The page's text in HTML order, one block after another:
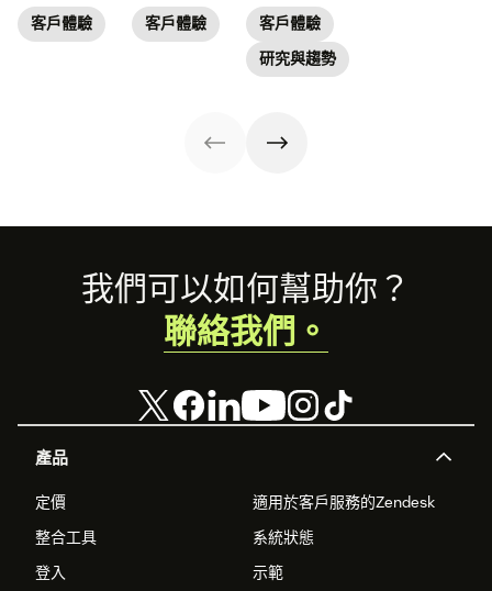
體驗領航企業如何
推動成功的客戶體
客戶體驗
（Champion）如
何在亞太地區推動
客戶體驗
報告。
客戶體驗
研究與趨勢
Footer
產品
定價
適用於客戶服務的Zendesk
整合工具
系統狀態
登入
示範
我們可以如何幫助你？
聯絡我們。